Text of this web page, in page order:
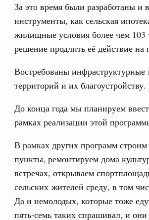
За это время были разработаны и
инструменты, как сельская
жилищные условия более чем
решение продлить её действие на
Востребованы
территорий и их благоустройству.
До конца года мы планируем
рамках реализации этой
В рамках других программ
пункты, ремонтируем дома
встречах, открываем
сельских жителей среду, в том
Да и немолодых, которые тоже
пять-семь таких спрашивал, и